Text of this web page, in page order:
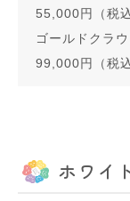
55,000円（税込
ゴールドクラ
99,000円（税込
ホワイ